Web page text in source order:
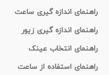
راهنمای اندازه گیری ساعت
راهنمای اندازه گیری زیور
راهنمای انتخاب عینک
راهنمای استفاده از ساعت